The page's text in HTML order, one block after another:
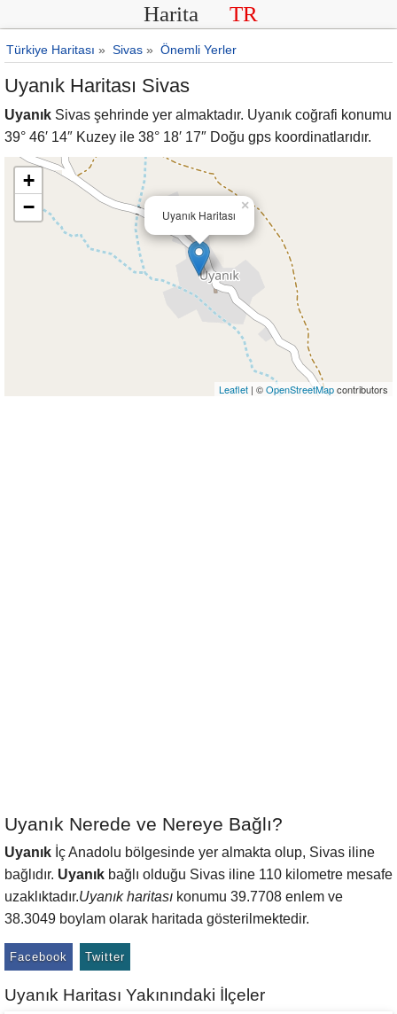
Harita TR
Türkiye Haritası » Sivas » Önemli Yerler
Uyanık Haritası Sivas
Uyanık Sivas şehrinde yer almaktadır. Uyanık coğrafi konumu
39° 46′ 14″ Kuzey ile 38° 18′ 17″ Doğu gps koordinatlarıdır.
Uyanık Haritası
×
+
−
Leaflet | ©OpenStreetMapcontributors
Uyanık Nerede ve Nereye Bağlı?
Uyanık İç Anadolu bölgesinde yer almakta olup, Sivas iline
bağlıdır. Uyanık bağlı olduğu Sivas iline 110 kilometre mesafe
uzaklıktadır.Uyanık haritası konumu 39.7708 enlem ve
38.3049 boylam olarak haritada gösterilmektedir.
Facebook Twitter
Uyanık Haritası Yakınındaki İlçeler